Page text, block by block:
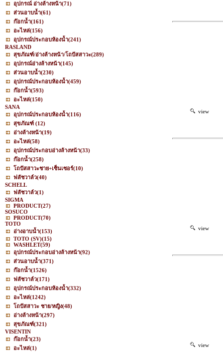
อุปกรณ์ อ่างล้างหน้า(71)
ส่วนอาบน้ำ(61)
ก๊อกน้ำ(161)
อะไหล่(156)
อุปกรณ์ประกอบห้องน้ำ(241)
RASLAND
สุขภัณฑ์/อ่างล้างหน้า/โถปัสสาวะ(289)
อุปกรณ์อ่างล้างหน้า(145)
ส่วนอาบน้ำ(230)
อุปกรณ์ประกอบห้องน้ำ(459)
ก๊อกน้ำ(593)
อะไหล่(150)
SANA
อุปกรณ์ประกอบห้องน้ำ(116)
สุขภัณฑ์ (12)
อ่างล้างหน้า(19)
อะไหล่(58)
อุปกรณ์ประกอบอ่างล้างหน้า(33)
ก๊อกน้ำ(258)
โถปัสสาวะชาย+เซ็นเซอร์(10)
ฟลัชวาล์ว(40)
SCHELL
ฟลัชวาล์ว(1)
SIGMA
PRODUCT(27)
SOSUCO
PRODUCT(70)
TOTO
อ่างอาบน้ำ(153)
TOTO (SV)(15)
WASHLET(59)
อุปกรณ์ประกอบอ่างล้างหน้า(92)
ส่วนอาบน้ำ(371)
ก๊อกน้ำ(1526)
ฟลัชวาล์ว(171)
อุปกรณ์ประกอบห้องน้ำ(332)
อะไหล่(1242)
โถปัสสาวะ ชาย/หญิง(48)
อ่างล้างหน้า(297)
สุขภัณฑ์(321)
VISENTIN
ก๊อกน้ำ(23)
อะไหล่(1)
view
view
view